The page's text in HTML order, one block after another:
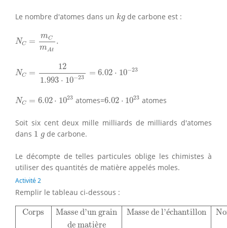
Le nombre d'atomes dans un kg
kg de carbone est :
NC =
mC
mAt
.
Cm
NC =
12
1.993 ⋅ 10−23 = 6.02 ⋅ 10−23
1.993⋅
NC = 6.02 ⋅ 1023
NC 6.02⋅ 1023 atomes=6.02 ⋅ 1023
6.02 1023 atomes
Soit six cent deux mille milliards de milliards d'atomes
dans 1 g
1 gde carbone.
Le décompte de telles particules oblige les chimistes à
utiliser des quantités de matière appelés moles.
Activité 2
Remplir le tableau ci-dessous :
Corps Masse d'un grain Masse de l'échantillon
de matière
CorpsMasse d'un grainMasse de l'échantillonNombre